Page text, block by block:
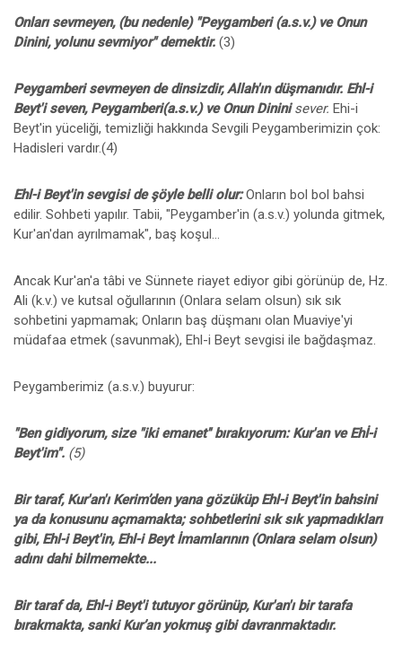
Onları sevmeyen, (bu nedenle) "Peygamberi (a.s.v.) ve Onun
Dinini, yolunu sevmiyor" demektir. (3)
Peygamberi sevmeyen de dinsizdir, Allah'ın düşmanıdır. Ehl-i
Beyt'i seven, Peygamberi(a.s.v.) ve Onun Dinini sever. Ehi-i
Beyt'in yüceliği, temizliği hakkında Sevgili Peygamberimizin çok:
Hadisleri vardır.(4)
Ehl-i Beyt'in sevgisi de şöyle belli olur:Onların bol bol bahsi
edilir. Sohbeti yapılır. Tabii, "Peygamber'in (a.s.v.) yolunda gitmek,
Kur'an'dan ayrılmamak", baş koşul...
Ancak Kur'an'a tâbi ve Sünnete riayet ediyor gibi görünüp de, Hz.
Ali (k.v.) ve kutsal oğullarının (Onlara selam olsun) sık sık
sohbetini yapmamak; Onların baş düşmanı olan Muaviye'yi
müdafaa etmek (savunmak), Ehl-i Beyt sevgisi ile bağdaşmaz.
Peygamberimiz (a.s.v.) buyurur:
"Ben gidiyorum, size "iki emanet'' bırakıyorum: Kur'an ve Ehİ-i
Beyt'im". (5)
Bir taraf, Kur'an'ı Kerim’den yana gözüküp Ehl-i Beyt'in bahsini
ya da konusunu açmamakta; sohbetlerini sık sık yapmadıkları
gibi, Ehl-i Beyt'in, Ehl-i Beyt İmamlarının (Onlara selam olsun)
adını dahi bilmemekte...
Bir taraf da, Ehl-i Beyt'i tutuyor görünüp, Kur'an'ı bir tarafa
bırakmakta, sanki Kur’an yokmuş gibi davranmaktadır.